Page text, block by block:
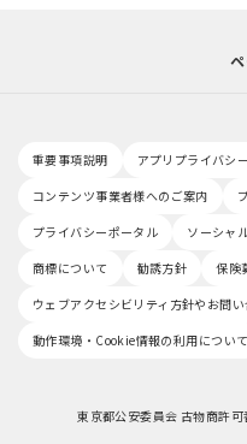
重要事項説明 アプリプライバシ
コンテンツ事業者様へのご案内
プライバシーポータル
ソーシャ
商標について
勧誘方針
保険
ウェブアクセシビリティ方針やお問
動作環境・Cookie情報の利用について
東京都公安委員会 古物商許